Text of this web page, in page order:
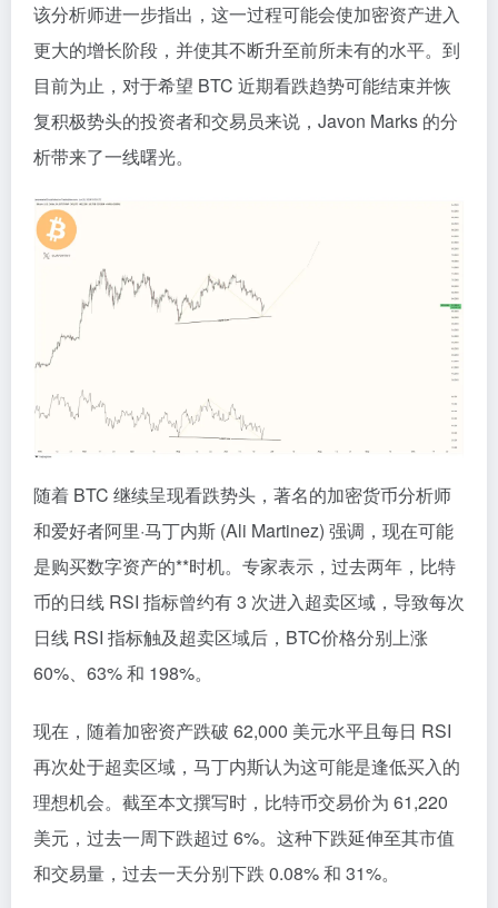
该分析师进一步指出，这一过程可能会使加密资产进入
更大的增长阶段，并使其不断升至前所未有的水平。到
目前为止，对于希望 BTC 近期看跌趋势可能结束并恢
复积极势头的投资者和交易员来说，Javon Marks 的分
析带来了一线曙光。
随着 BTC 继续呈现看跌势头，著名的加密货币分析师
和爱好者阿里·马丁内斯 (Ali Martinez) 强调，现在可能
是购买数字资产的**时机。专家表示，过去两年，比特
币的日线 RSI 指标曾约有 3 次进入超卖区域，导致每次
日线 RSI 指标触及超卖区域后，BTC价格分别上涨
60%、63% 和 198%。
现在，随着加密资产跌破 62,000 美元水平且每日 RSI
再次处于超卖区域，马丁内斯认为这可能是逢低买入的
理想机会。截至本文撰写时，比特币交易价为 61,220
美元，过去一周下跌超过 6%。这种下跌延伸至其市值
和交易量，过去一天分别下跌 0.08% 和 31%。